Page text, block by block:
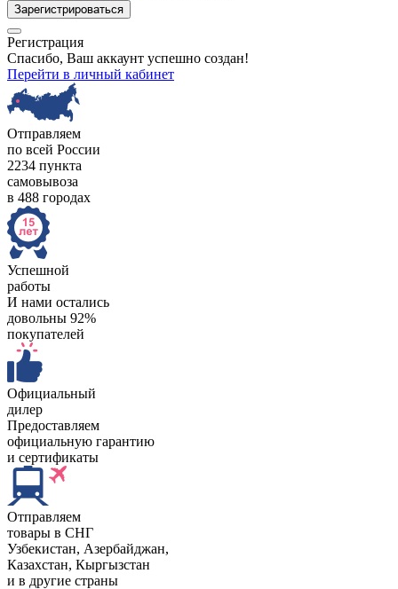
Зарегистрироваться
Регистрация
Спасибо, Ваш аккаунт успешно создан!
Перейти в личный кабинет
Отправляем
по всей России
2234 пункта
самовывоза
в 488 городах
Успешной
работы
И нами остались
довольны 92%
покупателей
Официальный
дилер
Предоставляем
официальную гарантию
и сертификаты
Отправляем
товары в СНГ
Узбекистан, Aзербайджан,
Казахстан, Кыргызстан
и в другие страны